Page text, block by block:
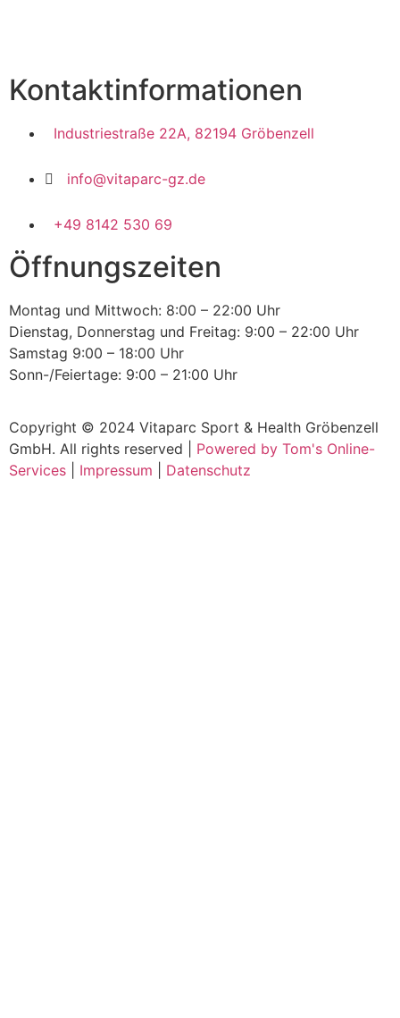
Kontaktinformationen
Industriestraße 22A, 82194 Gröbenzell
info@vitaparc-gz.de
+49 8142 530 69
Öffnungszeiten
Montag und Mittwoch: 8:00 – 22:00 Uhr
Dienstag, Donnerstag und Freitag: 9:00 – 22:00 Uhr
Samstag 9:00 – 18:00 Uhr
Sonn-/Feiertage: 9:00 – 21:00 Uhr
Copyright © 2024 Vitaparc Sport & Health Gröbenzell
GmbH. All rights reserved | Powered by Tom's Online-
Services
Impressum Datenschutz